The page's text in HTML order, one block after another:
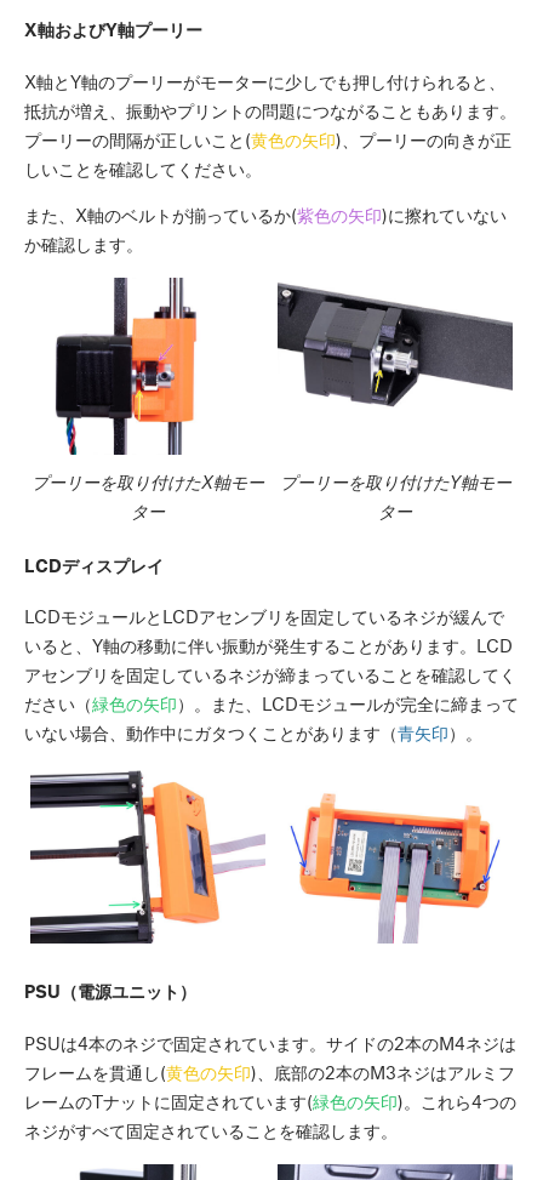
X軸およびY軸プーリー
X軸とY軸のプーリーがモーターに少しでも押し付けられると、
抵抗が増え、振動やプリントの問題につながることもあります。
プーリーの間隔が正しいこと(黄色の矢印)、プーリーの向きが正
しいことを確認してください。
また、X軸のベルトが揃っているか(紫色の矢印)に擦れていない
か確認します。
プーリーを取り付けたX軸モー
ター
プーリーを取り付けたY軸モー
ター
LCDディスプレイ
LCDモジュールとLCDアセンブリを固定しているネジが緩んで
いると、Y軸の移動に伴い振動が発生することがあります。LCD
アセンブリを固定しているネジが締まっていることを確認してく
ださい（緑色の矢印）。また、LCDモジュールが完全に締まって
いない場合、動作中にガタつくことがあります（青矢印）。
PSU（電源ユニット）
PSUは4本のネジで固定されています。サイドの2本のM4ネジは
フレームを貫通し(黄色の矢印)、底部の2本のM3ネジはアルミフ
レームのTナットに固定されています(緑色の矢印)。これら4つの
ネジがすべて固定されていることを確認します。